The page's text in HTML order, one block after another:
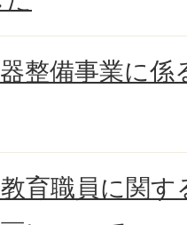
整備事業に係
育職員に関す